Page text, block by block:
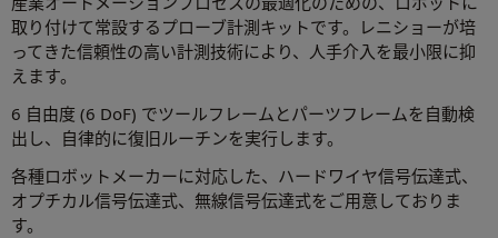
取り付けて常設するプローブ計測キットです。レニショーが培
ってきた信頼性の高い計測技術により、人手介入を最小限に抑
えます。
6 自由度 (6 DoF) でツールフレームとパーツフレームを自動検
出し、自律的に復旧ルーチンを実行します。
各種ロボットメーカーに対応した、ハードワイヤ信号伝達式、
オプチカル信号伝達式、無線信号伝達式をご用意しておりま
す。